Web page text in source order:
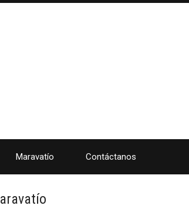
Maravatío Contáctanos